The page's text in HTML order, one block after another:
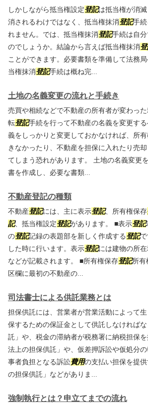
しかしながら抵当権設定登記は抵当権が消
消されるわけではなく、抵当権抹消登記手
れません。では、抵当権抹消登記手続は自
のでしょうか。結論から言えば抵当権抹消
ことができます。必要書類を準備して法務
当権抹消登記手続は概ね完...
土地の名義変更の流れと手続き
売買や相続などで不動産の所有者が変わっ
転登記手続を行って不動産の名義を変更す
義をしっかりと変更しておかなければ、所
きなかったり、不動産を担保に入れたり売
てしまう恐れがあります。 土地の名義変更
書を作成し、必要な書類...
不動産登記の種類
不動産登記には、主に表示登記、所有権保存
記、抵当権設定登記があります。 ■表示登記
の登記記録の表題部を新しく作成する登記
した時に行います。表示登記には建物の所
などが記載されます。 ■所有権保存登記所有
区欄に最初の不動産の...
司法書士による供託業務とは
担保供託には、営業者が営業活動によって
保するための保証金として供託しなければ
託」や、税金の滞納者が税務署に納税担保
法上の担保供託」や、仮差押訴訟や仮処分
事者負担となる訴訟費用の支払い担保を提
の担保供託」などがありま...
強制執行とは？申立てまでの流れ